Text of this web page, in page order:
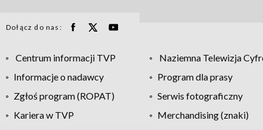
Dołącz do nas:
Centrum informacji TVP Naziemna Telewizja
Informacje o nadawcy
Program dla prasy
Zgłoś program (ROPAT)
Serwis fotograficzny
Kariera w TVP
Merchandising (znaki)